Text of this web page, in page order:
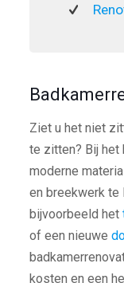
Ziet u het niet
te zitten? Bij het
moderne
en breekwerk te
bijvoorbeeld het
of een nieuwe
kosten en een